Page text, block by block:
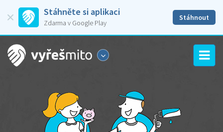
Stáhněte si aplikaci
Zdarma v Google Play
Stáhnout